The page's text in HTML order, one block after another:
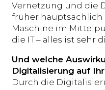
Vernetzung und die
früher hauptsächlich
Maschine im
die IT – alles ist sehr
Und welche
Digitalisierung auf
Durch die